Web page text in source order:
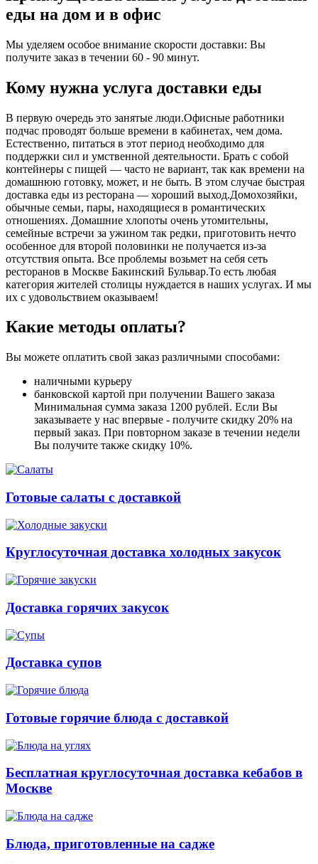
еды на дом и в офис
Мы уделяем особое внимание скорости доставки: Вы
получите заказ в течении 60 - 90 минут.
Кому нужна услуга доставки еды
В первую очередь это занятые люди.Офисные работники
подчас проводят больше времени в кабинетах, чем дома.
Естественно, питаться в этот период необходимо для
поддержки сил и умственной деятельности. Брать с собой
контейнеры с пищей ― часто не вариант, так как времени на
домашнюю готовку, может, и не быть. В этом случае быстрая
доставка еды из ресторана ― хороший выход.Домохозяйки,
обычные семьи, пары, находящиеся в романтических
отношениях. Домашние хлопоты очень утомительны,
семейные встречи за ужином так редки, приготовить нечто
особенное для второй половинки не получается из-за
отсутствия опыта. Все проблемы возьмет на себя сеть
ресторанов в Москве Бакинский Бульвар.То есть любая
категория жителей столицы нуждается в наших услугах. И мы
их с удовольствием оказываем!
Какие методы оплаты?
Вы можете оплатить свой заказ различными способами:
наличными курьеру
банковской картой при получении Вашего заказа
Минимальная сумма заказа 1200 рублей. Если Вы
заказываете у нас впервые - получите скидку 20% на
первый заказ. При повторном заказе в течении недели
Вы получите также скидку 10%.
Готовые салаты с доставкой
Круглосуточная доставка холодных закусок
Доставка горячих закусок
Доставка супов
Готовые горячие блюда с доставкой
Бесплатная круглосуточная доставка кебабов в
Москве
Блюда, приготовленные на садже